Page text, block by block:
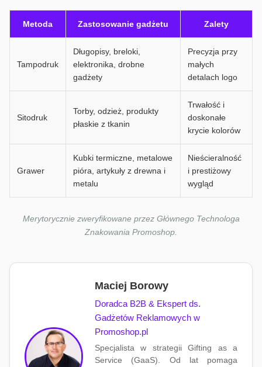
Metoda Zastosowanie gadżetu Zalety
Tampodruk
Długopisy, breloki,
elektronika, drobne
gadżety
Precyzja przy
małych
detalach logo
Sitodruk
Torby, odzież, produkty
płaskie z tkanin
Trwałość i
doskonałe
krycie kolorów
Grawer
Kubki termiczne, metalowe
pióra, artykuły z drewna i
metalu
Nieścieralność
i prestiżowy
wygląd
Merytorycznie zweryfikowane przez Głównego Technologa
Znakowania Promoshop.
Maciej Borowy
Doradca B2B & Ekspert ds.
Gadżetów Reklamowych w
Promoshop.pl
Specjalista w strategii Gifting as a
Service (GaaS). Od lat pomaga